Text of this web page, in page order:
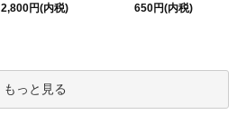
2,800円(内税)
650円(内税)
もっと見る